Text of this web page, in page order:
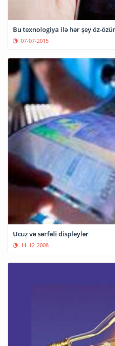
Bu texnologiya ilə hər şey öz-
07-07-2015
Ucuz və sərfəli displeylər
11-12-2008